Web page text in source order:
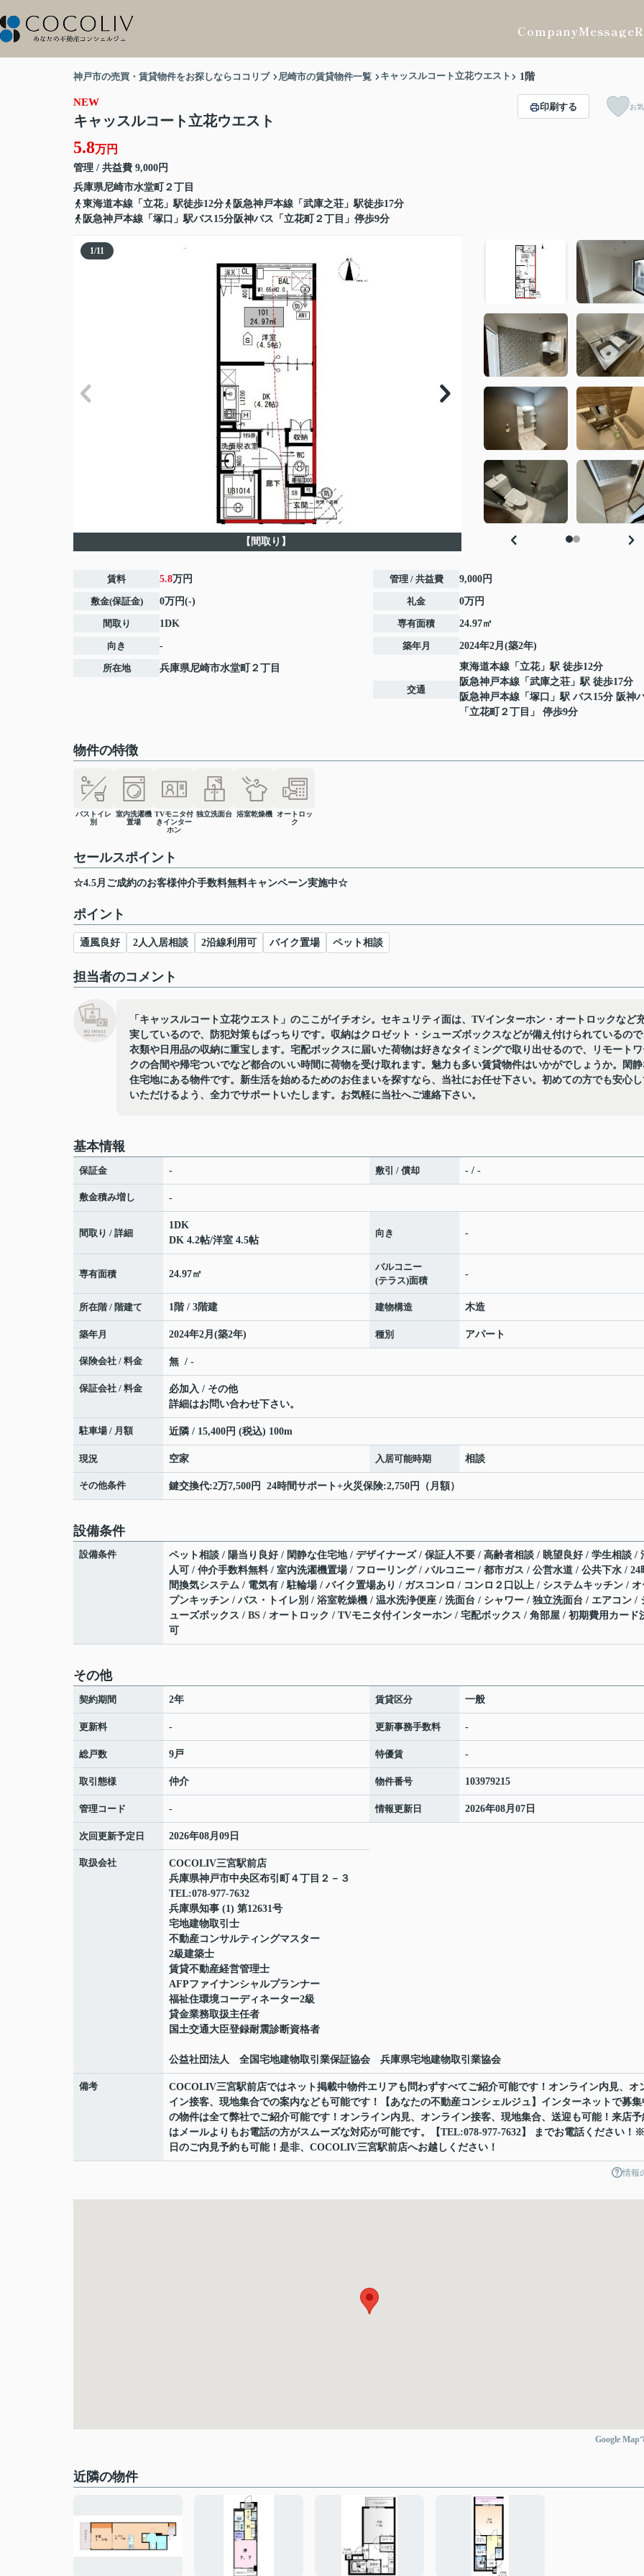
CompanyMessage
神戸市の売買・賃貸物件をお探しならココリブ 尼崎市の賃貸物件一覧 キャッスルコート立花ウエスト 1階
NEW
キャッスルコート立花ウエスト
5.8万円
管理 / 共益費 9,000円
兵庫県尼崎市水堂町
２丁目
東海道本線「立花」駅徒歩12分
阪急神戸本線「武庫之荘」駅徒歩17分
阪急神戸本線「塚口」駅バス15分阪神バス「立花町２丁目」停歩9分
印刷する お
1/11
【間取り】
賃料 5.8万円
敷金(保証金) 0万円(-)
間取り 1DK
向き -
所在地 兵庫県尼崎市水堂町 ２丁目
管理 / 共益費 9,000円
礼金 0万円
専有面積 24.97㎡
築年月 2024年2月(築2年)
交通
東海道本線 「 立花」駅 徒歩12分
阪急神戸本線 「 武庫之荘 」駅 徒歩17分
阪急神戸本線 「 塚口 」駅 バス15分 阪神
「立花町２丁目」 停歩9分
物件の特徴
バストイレ
別
室内洗濯機
置場
TVモニタ付
きインター
ホン
独立洗面台 浴室乾燥機
オートロッ
ク
セールスポイント
☆4.5月ご成約のお客様仲介手数料無料キャンペーン実施中☆
ポイント
通風良好 2人入居相談 2沿線利用可 バイク置場 ペット相談
担当者のコメント
「キャッスルコート立花ウエスト」のここがイチオシ。セキュリティ面は、TVインターホン・オートロックなど
実しているので、防犯対策もばっちりです。収納はクロゼット・シューズボックスなどが備え付けられているの
衣類や日用品の収納に重宝します。宅配ボックスに届いた荷物は好きなタイミングで取り出せるので、リモート
クの合間や帰宅ついでなど都合のいい時間に荷物を受け取れます。魅力も多い賃貸物件はいかがでしょうか。閑
住宅地にある物件です。新生活を始めるためのお住まいを探すなら、当社にお任せ下さい。初めての方でも安心
いただけるよう、全力でサポートいたします。お気軽に当社へご連絡下さい。
基本情報
保証金 - 敷引 / 償却 - / -
敷金積み増し -
間取り / 詳細
1DK
DK 4.2帖/洋室 4.5帖
向き -
専有面積 24.97㎡
バルコニー
(テラス)面積
-
所在階 / 階建て 1階 / 3階建 建物構造 木造
築年月 2024年2月(築2年) 種別 アパート
保険会社 / 料金 無 / -
保証会社 / 料金
必加入 / その他
詳細はお問い合わせ下さい。
駐車場 / 月額 近隣 / 15,400円 (税込) 100m
現況 空家 入居可能時期 相談
その他条件 鍵交換代:2万7,500円 24時間サポート+火災保険:2,750円（月額）
設備条件
設備条件
ペット相談 / 陽当り良好 / 閑静な住宅地 / デザイナーズ / 保証人不要 / 高齢者相談 / 眺望良好 / 学生相談 /
人可 / 仲介手数料無料 / 室内洗濯機置場 / フローリング / バルコニー / 都市ガス / 公営水道 / 公共下水 / 24
間換気システム / 電気有 / 駐輪場 / バイク置場あり / ガスコンロ / コンロ２口以上 / システムキッチン / オ
プンキッチン / バス・トイレ別 / 浴室乾燥機 / 温水洗浄便座 / 洗面台 / シャワー / 独立洗面台 / エアコン /
ューズボックス / BS / オートロック / TVモニタ付インターホン / 宅配ボックス / 角部屋 / 初期費用カード
可
その他
契約期間 2年 賃貸区分 一般
更新料 - 更新事務手数料 -
総戸数 9戸 特優賃 -
取引態様 仲介 物件番号 103979215
管理コード - 情報更新日 2026年08月07日
次回更新予定日 2026年08月09日
取扱会社
COCOLIV三宮駅前店
兵庫県神戸市中央区布引町４丁目２－３
TEL:078-977-7632
兵庫県知事 (1) 第12631号
宅地建物取引士
不動産コンサルティングマスター
2級建築士
賃貸不動産経営管理士
AFPファイナンシャルプランナー
福祉住環境コーディネーター2級
貸金業務取扱主任者
国土交通大臣登録耐震診断資格者
公益社団法人 全国宅地建物取引業保証協会 兵庫県宅地建物取引業協会
備考
COCOLIV三宮駅前店ではネット掲載中物件エリアも問わずすべてご紹介可能です！オンライン内見、オ
イン接客、現地集合での案内なども可能です！【あなたの不動産コンシェルジュ】インターネットで募集
の物件は全て弊社でご紹介可能です！オンライン内見、オンライン接客、現地集合、送迎も可能！来店予
はメールよりもお電話の方がスムーズな対応が可能です。【TEL:078-977-7632】 までお電話ください！
日のご内見予約も可能！是非、COCOLIV三宮駅前店へお越しください！
情報
Google Map
近隣の物件